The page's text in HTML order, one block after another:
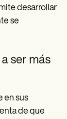
desarrollar
se
ser más
en sus
de que